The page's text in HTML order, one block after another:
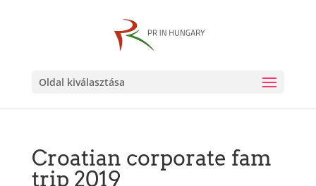
Oldal kiválasztása
Croatian corporate fam
trip 2019